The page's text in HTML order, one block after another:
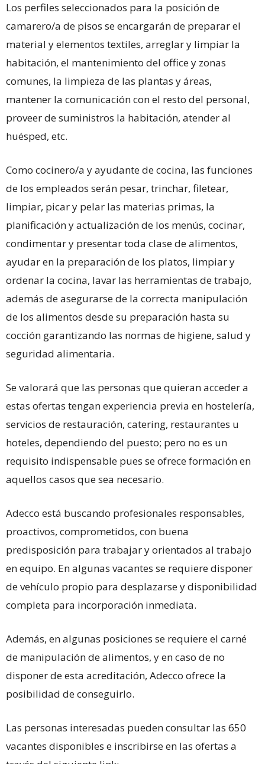
Los perfiles seleccionados para la posición de
camarero/a de pisos se encargarán de preparar el
material y elementos textiles, arreglar y limpiar la
habitación, el mantenimiento del office y zonas
comunes, la limpieza de las plantas y áreas,
mantener la comunicación con el resto del personal,
proveer de suministros la habitación, atender al
huésped, etc.
Como cocinero/a y ayudante de cocina, las funciones
de los empleados serán pesar, trinchar, filetear,
limpiar, picar y pelar las materias primas, la
planificación y actualización de los menús, cocinar,
condimentar y presentar toda clase de alimentos,
ayudar en la preparación de los platos, limpiar y
ordenar la cocina, lavar las herramientas de trabajo,
además de asegurarse de la correcta manipulación
de los alimentos desde su preparación hasta su
cocción garantizando las normas de higiene, salud y
seguridad alimentaria.
Se valorará que las personas que quieran acceder a
estas ofertas tengan experiencia previa en hostelería,
servicios de restauración, catering, restaurantes u
hoteles, dependiendo del puesto; pero no es un
requisito indispensable pues se ofrece formación en
aquellos casos que sea necesario.
Adecco está buscando profesionales responsables,
proactivos, comprometidos, con buena
predisposición para trabajar y orientados al trabajo
en equipo. En algunas vacantes se requiere disponer
de vehículo propio para desplazarse y disponibilidad
completa para incorporación inmediata.
Además, en algunas posiciones se requiere el carné
de manipulación de alimentos, y en caso de no
disponer de esta acreditación, Adecco ofrece la
posibilidad de conseguirlo.
Las personas interesadas pueden consultar las 650
vacantes disponibles e inscribirse en las ofertas a